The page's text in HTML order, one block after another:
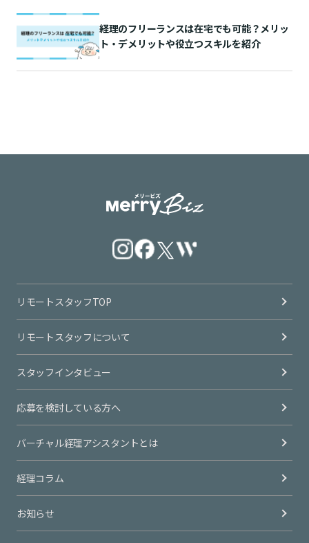
経理のフリーランスは在宅でも可能？メリッ
ト・デメリットや役立つスキルを紹介
リモートスタッフTOP
リモートスタッフについて
スタッフインタビュー
応募を検討している方へ
バーチャル経理アシスタントとは
経理コラム
お知らせ